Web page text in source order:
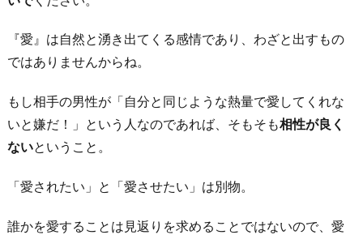
4.
相
の
意
思
を
受
け
『愛』は自然と湧き出てくる感情であり、わざと出すもの
ではありませんからね。
もし相手の男性が「自分と同じような熱量で愛してくれな
いと嫌だ！」という人なのであれば、そもそも相性が良く
ないということ。
「愛されたい」と「愛させたい」は別物。
誰かを愛することは見返りを求めることではないので、愛